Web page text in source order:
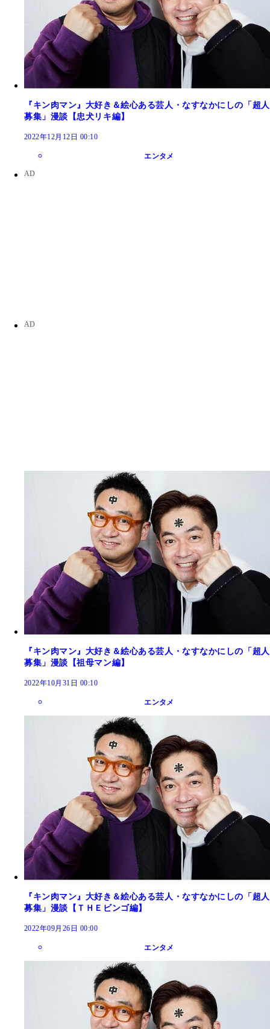
『キン肉マン』大好き＆絵心ある芸人・なすなかにしの「超人
募集」漫談【忠犬リキ編】
2022年12月12日 00:10
エンタメ
『キン肉マン』大好き＆絵心ある芸人・なすなかにしの「超人
募集」漫談【祖母マン編】
2022年10月31日 00:10
エンタメ
『キン肉マン』大好き＆絵心ある芸人・なすなかにしの「超人
募集」漫談【ＴＨＥビンゴ編】
2022年09月26日 00:00
エンタメ